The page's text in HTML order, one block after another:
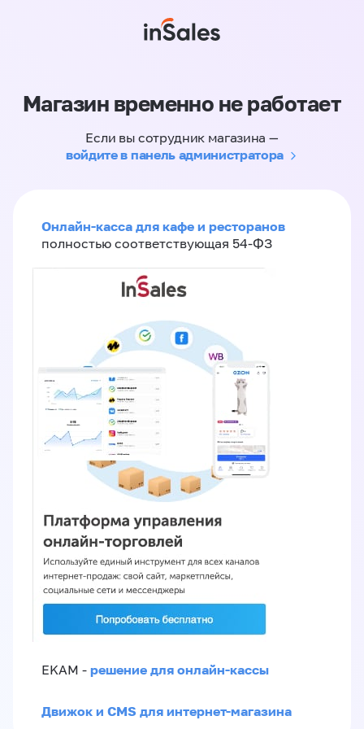
Магазин временно не работает
Если вы сотрудник магазина —
войдите в панель администратора
Онлайн-касса для кафе и ресторанов
полностью соответствующая 54-ФЗ
EKAM - решение для онлайн-кассы
Движок и CMS для интернет-магазина